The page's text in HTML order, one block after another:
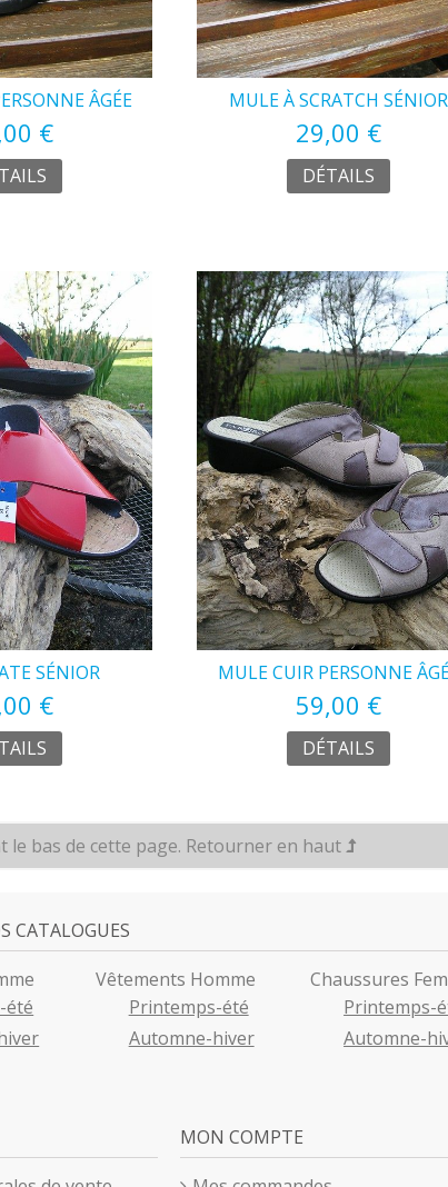
ÂGÉE
€
MULE À SCRATCH SÉNIOR
29,00 €
DÉTAILS
SÉNIOR
€
MULE CUIR PERSONNE
59,00 €
DÉTAILS
le bas de cette page. Retourner en haut
CATALOGUES
été
Vêtements Homme
Printemps-été
Automne-hiver
Chaussures
Printemps-
Automne-
MON COMPTE